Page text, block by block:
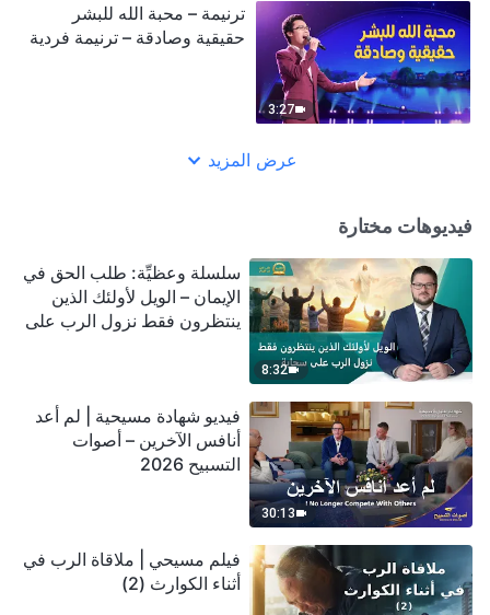
3:27
ترنيمة – محبة الله للبشر
حقيقية وصادقة – ترنيمة فردية
عرض المزيد
فيديوهات مختارة
8:32
سلسلة وعظيِّة: طلب الحق في
الإيمان – الويل لأولئك الذين
ينتظرون فقط نزول الرب على
30:13
فيديو شهادة مسيحية | لم أعد
أنافس الآخرين – أصوات
التسبيح 2026
فيلم مسيحي | ملاقاة الرب في
أثناء الكوارث (2)